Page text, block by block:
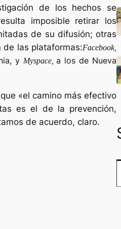
de los hechos se
imposible retirar los
de su difusión; otras
de las plataformas:Facebook,
y Myspace,a los de Nueva
«el camino más efectivo
es el de la prevención,
de acuerdo, claro.
Escribe tu